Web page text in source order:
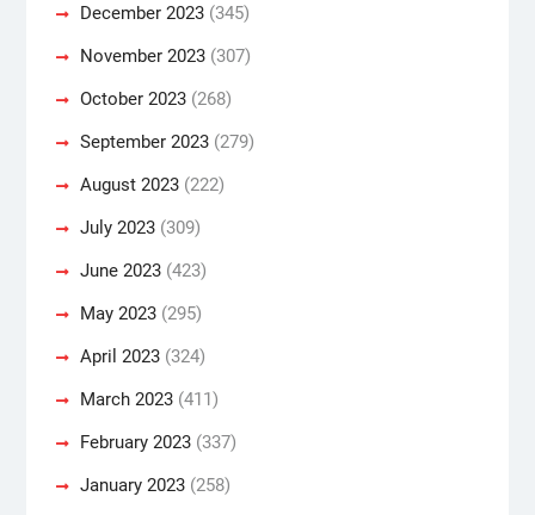
December 2023(345)
November 2023(307)
October 2023(268)
September 2023(279)
August 2023(222)
July 2023(309)
June 2023(423)
May 2023(295)
April 2023(324)
March 2023(411)
February 2023(337)
January 2023(258)